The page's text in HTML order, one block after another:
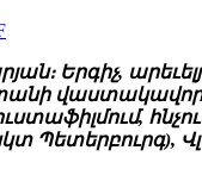
Երգիչ,
վաստակավոր
Պետերբուրգ),